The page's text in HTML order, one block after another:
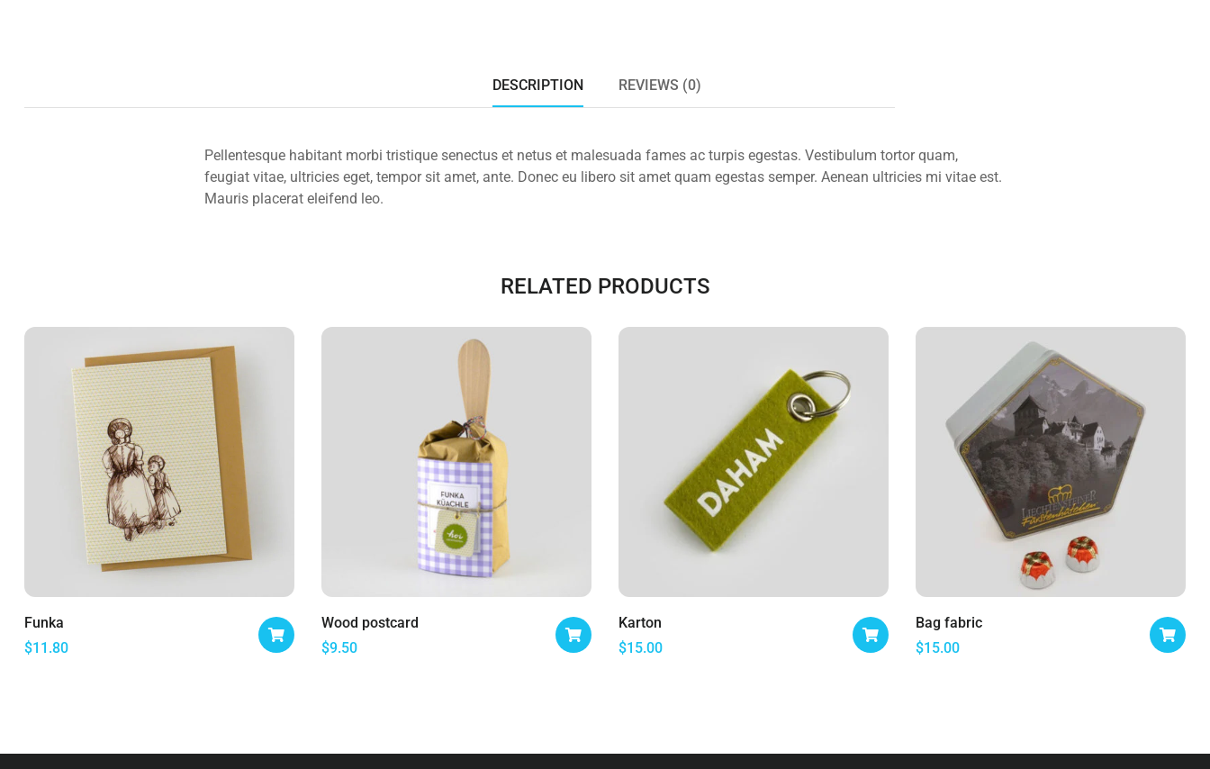
DESCRIPTION REVIEWS (0)
Pellentesque habitant morbi tristique senectus et netus et malesuada fames ac turpis egestas. Vestibulum tortor quam,
feugiat vitae, ultricies eget, tempor sit amet, ante. Donec eu libero sit amet quam egestas semper. Aenean ultricies mi vitae est.
Mauris placerat eleifend leo.
RELATED PRODUCTS
Funka
$11.80
Wood postcard
$9.50
Karton
$15.00
Bag fabric
$15.00